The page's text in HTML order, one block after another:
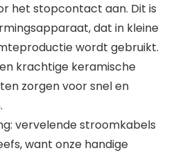
het stopcontact aan. Dit is
dat in kleine
wordt gebruikt.
krachtige keramische
zorgen voor snel en
vervelende stroomkabels
want onze handige